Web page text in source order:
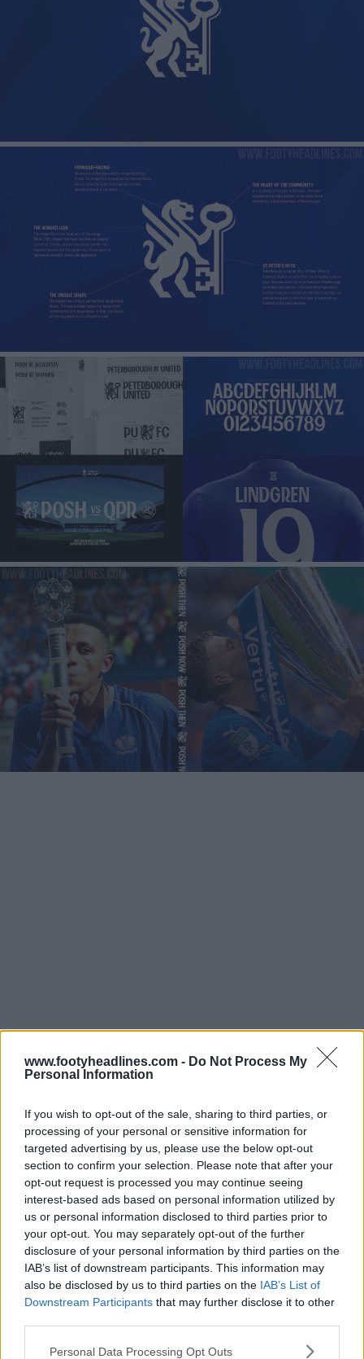
www.footyheadlines.com - Do Not Process My
Personal Information
If you wish to opt-out of the sale, sharing to third parties, or
processing of your personal or sensitive information for
targeted advertising by us, please use the below opt-out
section to confirm your selection. Please note that after your
opt-out request is processed you may continue seeing
interest-based ads based on personal information utilized by
us or personal information disclosed to third parties prior to
your opt-out. You may separately opt-out of the further
disclosure of your personal information by third parties on the
IAB’s list of downstream participants. This information may
also be disclosed by us to third parties on the IAB’s List of
Downstream Participants that may further disclose it to other
Personal Data Processing Opt Outs
En plus du logo principal, Peterborough a lancé une
police de caractères spécialement conçue, appelée
Posh Type, qui sera utilisée dans toutes les
communications du club et sur les futurs maillots. Cette
refonte complète de l'image de marque comprend